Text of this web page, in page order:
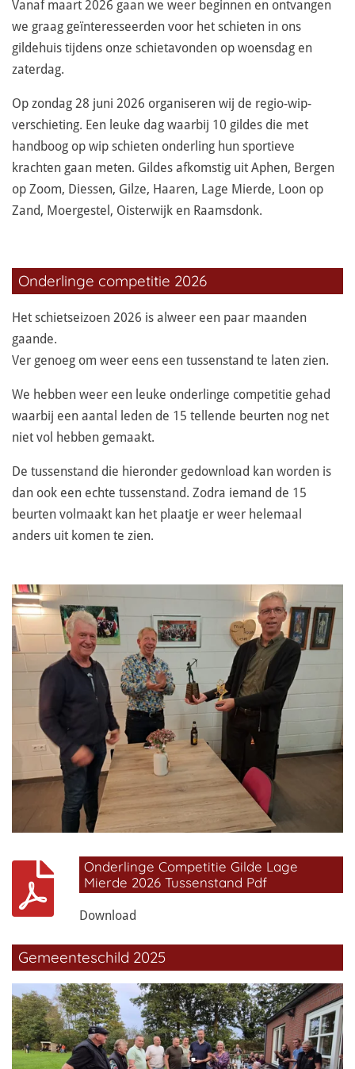
Vanaf maart 2026 gaan we weer beginnen en ontvangen
we graag geïnteresseerden voor het schieten in ons
gildehuis tijdens onze schietavonden op woensdag en
zaterdag.
Op zondag 28 juni 2026 organiseren wij de regio-wip-
verschieting. Een leuke dag waarbij 10 gildes die met
handboog op wip schieten onderling hun sportieve
krachten gaan meten. Gildes afkomstig uit Aphen, Bergen
op Zoom, Diessen, Gilze, Haaren, Lage Mierde, Loon op
Zand, Moergestel, Oisterwijk en Raamsdonk.
Onderlinge competitie 2026
Het schietseizoen 2026 is alweer een paar maanden
gaande.
Ver genoeg om weer eens een tussenstand te laten zien.
We hebben weer een leuke onderlinge competitie gehad
waarbij een aantal leden de 15 tellende beurten nog net
niet vol hebben gemaakt.
De tussenstand die hieronder gedownload kan worden is
dan ook een echte tussenstand. Zodra iemand de 15
beurten volmaakt kan het plaatje er weer helemaal
anders uit komen te zien.
Onderlinge Competitie Gilde Lage
Mierde 2026 Tussenstand Pdf
Download
Gemeenteschild 2025